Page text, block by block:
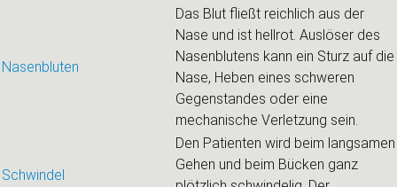
Nasenbluten
Das Blut fließt reichlich aus der
Nase und ist hellrot. Auslöser des
Nasenblutens kann ein Sturz auf die
Nase, Heben eines schweren
Gegenstandes oder eine
mechanische Verletzung sein.
Schwindel
Den Patienten wird beim langsamen
Gehen und beim Bücken ganz